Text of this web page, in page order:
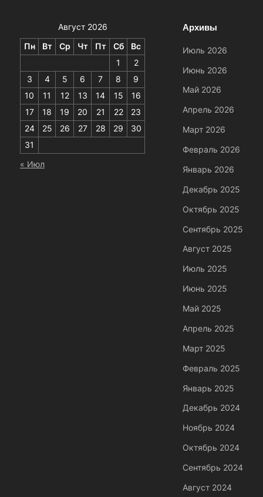
Август 2026
Пн Вт Ср Чт Пт Сб
Вс
1
2
3
4 5 6 7 8
9
10
11 12 13 14 15
16
17
18 19 20 21 22
23
24
25 26 27 28 29
30
31
« Июл
Архивы
Июль 2026
Июнь 2026
Май 2026
Апрель 2026
Март 2026
Февраль 2026
Январь 2026
Декабрь 2025
Октябрь 2025
Сентябрь 2025
Август 2025
Июль 2025
Июнь 2025
Май 2025
Апрель 2025
Март 2025
Февраль 2025
Январь 2025
Декабрь 2024
Ноябрь 2024
Октябрь 2024
Сентябрь 2024
Август 2024